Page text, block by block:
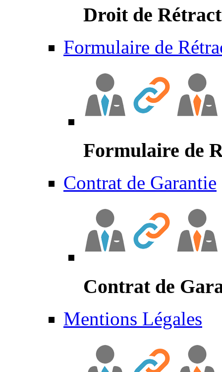
Droit de
Formulaire de
Formulaire de
Contrat de Garantie
Contrat de
Mentions Légales